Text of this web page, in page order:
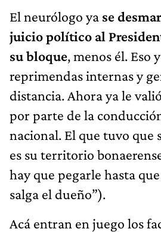
El neurólogo ya se
juicio político al
su bloque, menos él. Eso
reprimendas internas y
distancia. Ahora ya le
por parte de la
nacional. El que tuvo que
es su territorio
hay que pegarle hasta
salga el dueño”).
Acá entran en juego los